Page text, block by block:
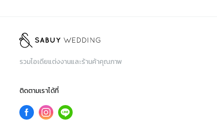
รวมไอเดียแต่งงานและร้านค้าคุณภาพ
ติดตามเราได้ที่